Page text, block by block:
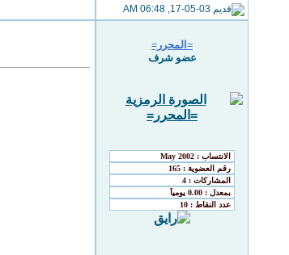
=المحرر=
عضو شرف